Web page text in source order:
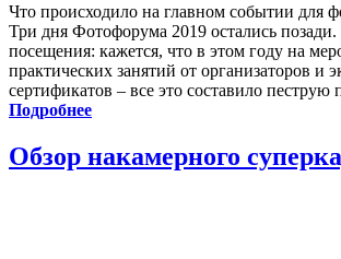
Что происходило на главном событии для
Три дня Фотофорума 2019 остались
посещения: кажется, что в этом году на
практических занятий от организаторов
сертификатов – все это составило
Подробнее
Обзор накамерного